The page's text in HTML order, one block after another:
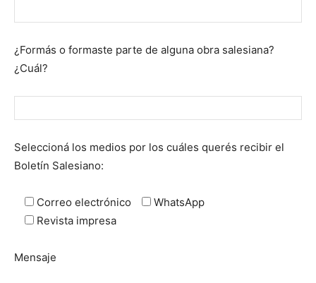
¿Formás o formaste parte de alguna obra salesiana?
¿Cuál?
Seleccioná los medios por los cuáles querés recibir el
Boletín Salesiano:
Correo electrónico
WhatsApp
Revista impresa
Mensaje